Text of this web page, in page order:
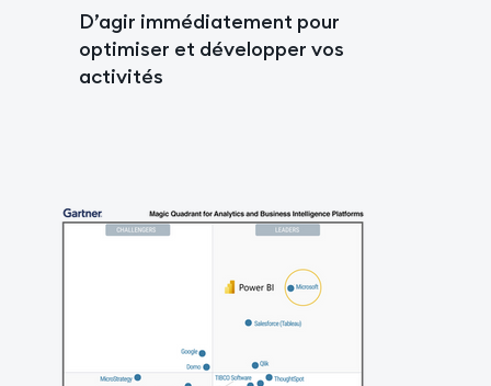
D’agir immédiatement pour
optimiser et développer vos
activités